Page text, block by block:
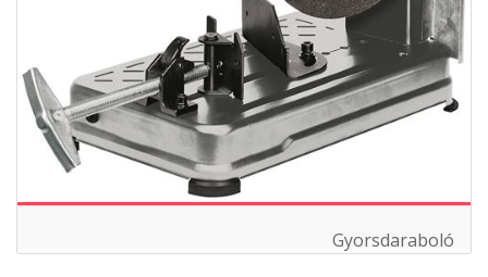
Gyorsdaraboló